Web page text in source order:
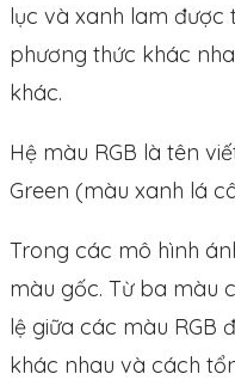
lục và xanh lam được
phương thức khác
khác.
Hệ màu RGB là tên
Green (màu xanh lá
Trong các mô hình
màu gốc. Từ ba màu
lệ giữa các màu RGB
khác nhau và cách